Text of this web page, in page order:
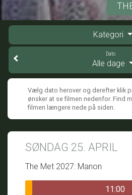
Kategori
Dato
Alle dage
Vælg dato herover og derefter klik
ønsker at se filmen nedenfor. Find
filmen længere nede på siden.
SØNDAG 25. APRIL
The Met 2027: Manon
11:00